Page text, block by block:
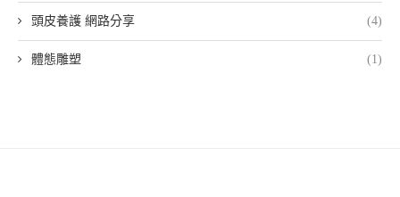
頭皮養護 網路分享 (4)
體態雕塑 (1)